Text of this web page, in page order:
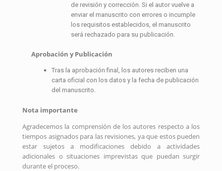
de revisión y corrección. Si el autor vuelve a
enviar el manuscrito con errores o incumple
los requisitos establecidos, el manuscrito
será rechazado para su publicación.
Aprobación y Publicación
Tras la aprobación final, los autores reciben una
carta oficial con los datos y la fecha de publicación
del manuscrito.
Nota importante
Agradecemos la comprensión de los autores respecto a los
tiempos asignados para las revisiones, ya que estos pueden
estar sujetos a modificaciones debido a actividades
adicionales o situaciones imprevistas que puedan surgir
durante el proceso.